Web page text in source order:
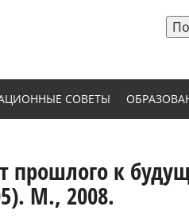
СОВЕТЫ
прошлого к
М., 2008.